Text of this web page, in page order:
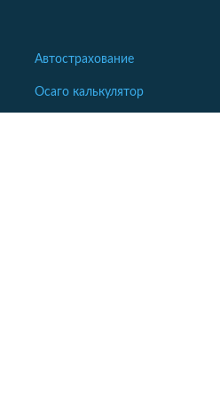
Автострахование
Осаго калькулятор